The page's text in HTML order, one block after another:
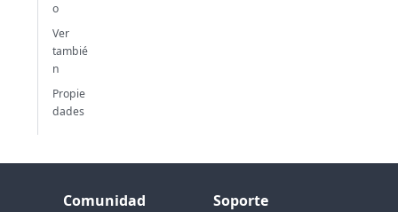
o
Ver
tambié
n
Propie
dades
Comunidad Soporte